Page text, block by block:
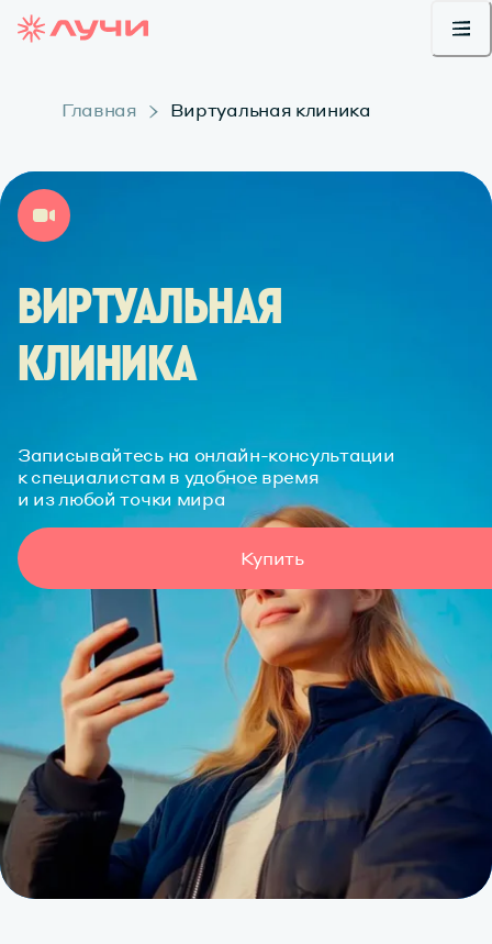
Главная Виртуальная клиника
ВИРТУАЛЬНАЯ
КЛИНИКА
Записывайтесь на онлайн-консультации
к специалистам в удобное время
и из любой точки мира
Купить